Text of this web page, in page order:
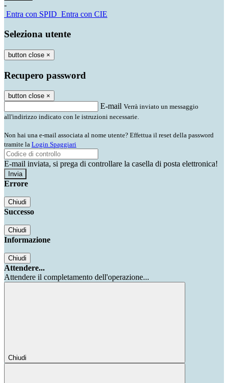
-
Entra con SPID Entra con CIE
Seleziona utente
button close ×
Recupero password
button close ×
E-mail Verrà inviato un messaggio
all'indirizzo indicato con le istruzioni necessarie.
Non hai una e-mail associata al nome utente? Effettua il reset della password
tramite la Login Spaggiari
E-mail inviata, si prega di controllare la casella di posta elettronica!
Errore
Chiudi
Successo
Chiudi
Informazione
Chiudi
Attendere...
Attendere il completamento dell'operazione...
Chiudi